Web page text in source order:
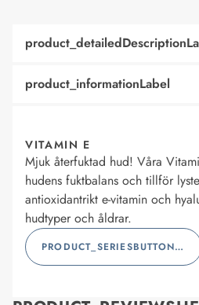
product_informationLabel
VITAMIN E
Mjuk återfuktad hud! Våra
hudens fuktbalans och tillför
antioxidantrikt e-vitamin och
hudtyper och åldrar.
PRODUCT_SERIESBUTTONLABEL